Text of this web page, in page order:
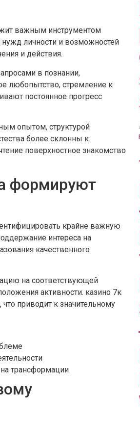
важным инструментом
личности и возможностей
и действия.
в познании,
любопытство, стремление к
постоянное прогресс
опытом, структурой
более склонны к
поверхностное знакомство
формируют
крайне важную
интереса на
качественного
на соответствующей
активности. казино 7к
приводит к значительному
трансформации